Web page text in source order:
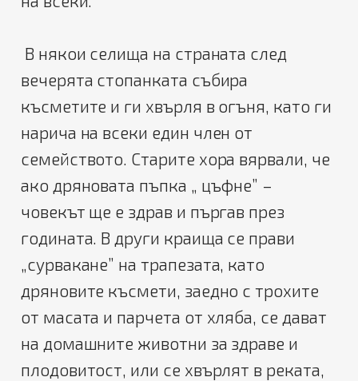
В някои селища на страната след
вечерята стопанката събира
късметите и ги хвърля в огъня, като ги
нарича на всеки един член от
семейството. Старите хора вярвали, че
ако дряновата пъпка „ цъфне” –
човекът ще е здрав и пъргав през
годината. В други краища се прави
„сурвакане” на трапезата, като
дряновите късмети, заедно с трохите
от масата и парчета от хляба, се дават
на домашните животни за здраве и
плодовитост, или се хвърлят в реката,